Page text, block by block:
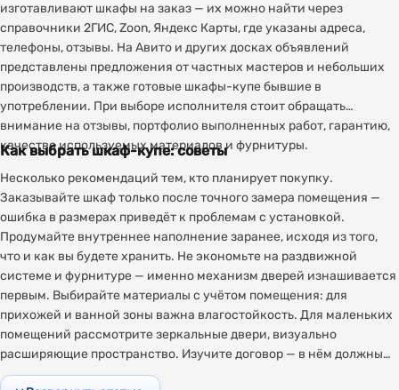
изготавливают шкафы на заказ — их можно найти через
справочники 2ГИС, Zoon, Яндекс Карты, где указаны адреса,
телефоны, отзывы. На Авито и других досках объявлений
представлены предложения от частных мастеров и небольших
производств, а также готовые шкафы-купе бывшие в
употреблении. При выборе исполнителя стоит обращать
внимание на отзывы, портфолио выполненных работ, гарантию,
качество используемых материалов и фурнитуры.
Как выбрать шкаф-купе: советы
Несколько рекомендаций тем, кто планирует покупку.
Заказывайте шкаф только после точного замера помещения —
ошибка в размерах приведёт к проблемам с установкой.
Продумайте внутреннее наполнение заранее, исходя из того,
что и как вы будете хранить. Не экономьте на раздвижной
системе и фурнитуре — именно механизм дверей изнашивается
первым. Выбирайте материалы с учётом помещения: для
прихожей и ванной зоны важна влагостойкость. Для маленьких
помещений рассмотрите зеркальные двери, визуально
расширяющие пространство. Изучите договор — в нём должны
быть чётко указаны материалы, сроки, стоимость и гарантия.